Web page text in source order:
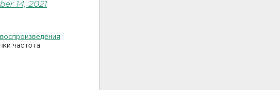
14, 2021
частота